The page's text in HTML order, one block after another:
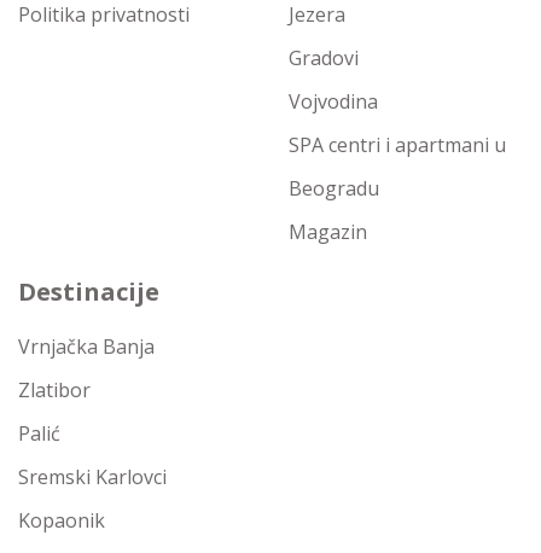
Politika privatnosti
Jezera
Gradovi
Vojvodina
SPA centri i apartmani u
Beogradu
Magazin
Destinacije
Vrnjačka Banja
Zlatibor
Palić
Sremski Karlovci
Kopaonik